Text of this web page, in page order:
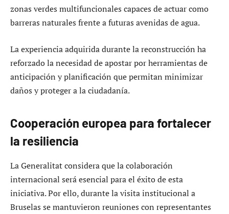
zonas verdes multifuncionales capaces de actuar como
barreras naturales frente a futuras avenidas de agua.
La experiencia adquirida durante la reconstrucción ha
reforzado la necesidad de apostar por herramientas de
anticipación y planificación que permitan minimizar
daños y proteger a la ciudadanía.
Cooperación europea para fortalecer
la resiliencia
La Generalitat considera que la colaboración
internacional será esencial para el éxito de esta
iniciativa. Por ello, durante la visita institucional a
Bruselas se mantuvieron reuniones con representantes